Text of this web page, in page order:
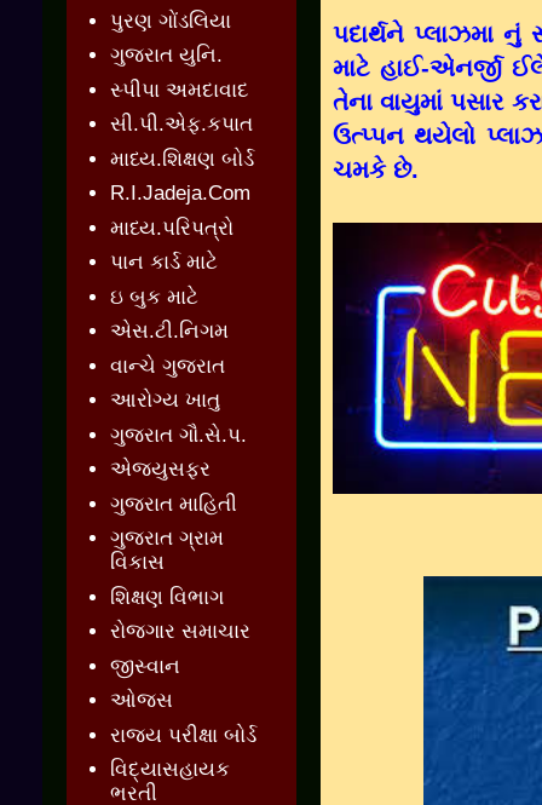
પદાર્થને પ્લાઝમા
માટે હાઈ-એનર્જી
તેના વાયુમાં પસાર
ઉત્પ્પન થયેલો
ચમકે છે.
પુરણ ગોંડલિયા
ગુજરાત યુનિ.
સ્પીપા અમદાવાદ
સી.પી.એફ.કપાત
માધ્ય.શિક્ષણ બોર્ડ
R.I.Jadeja.Com
માધ્ય.પરિપત્રો
પાન કાર્ડ માટે
ઇ બુક માટે
એસ.ટી.નિગમ
વાન્ચે ગુજરાત
આરોગ્ય ખાતુ
ગુજરાત ગૌ.સે.પ.
એજ્યુસફર
ગુજરાત માહિતી
ગુજરાત ગ્રામ
વિકાસ
શિક્ષણ વિભાગ
રોજગાર સમાચાર
જીસ્વાન
ઓજસ
રાજ્ય પરીક્ષા બોર્ડ
વિદ્યાસહાયક
ભરતી